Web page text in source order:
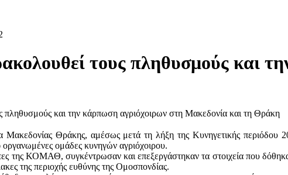
τους πληθυσμούς και
Θράκης, αμέσως μετά τη λήξη της Κυνηγετικής περιόδου
ομάδες κυνηγών αγριόχοιρου.
της ΚΟΜΑΘ, συγκέντρωσαν και επεξεργάστηκαν τα στοιχεία που
της περιοχής ευθύνης της Ομοσπονδίας.